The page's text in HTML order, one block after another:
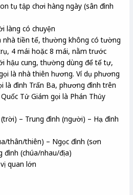
tụ tập chơi hàng ngày (sân đình
làng có chuyện
nhà tiền tế, thường không có tường
4 mái hoặc 8 mái, nằm trước
hậu cung, thường dùng để tế tự,
là nhà thiên hương. Ví dụ phương
là đình Trấn Ba, phương đình trên
Tử Giám gọi là Phán Thủy
– Trung đình (người) – Hạ đình
thân/thiên) – Ngọc đình (sơn
đình (chúa/nhau/địa)
quan lớn